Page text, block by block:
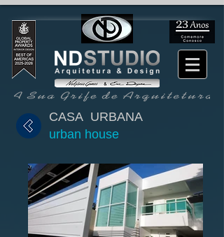
CASA URBANA
urban house